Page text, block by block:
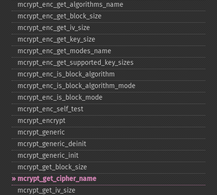
mcrypt_​enc_​get_​algorithms_​name
mcrypt_​enc_​get_​block_​size
mcrypt_​enc_​get_​iv_​size
mcrypt_​enc_​get_​key_​size
mcrypt_​enc_​get_​modes_​name
mcrypt_​enc_​get_​supported_​key_​sizes
mcrypt_​enc_​is_​block_​algorithm
mcrypt_​enc_​is_​block_​algorithm_​mode
mcrypt_​enc_​is_​block_​mode
mcrypt_​enc_​self_​test
mcrypt_​encrypt
mcrypt_​generic
mcrypt_​generic_​deinit
mcrypt_​generic_​init
mcrypt_​get_​block_​size
mcrypt_​get_​cipher_​name
mcrypt_​get_​iv_​size